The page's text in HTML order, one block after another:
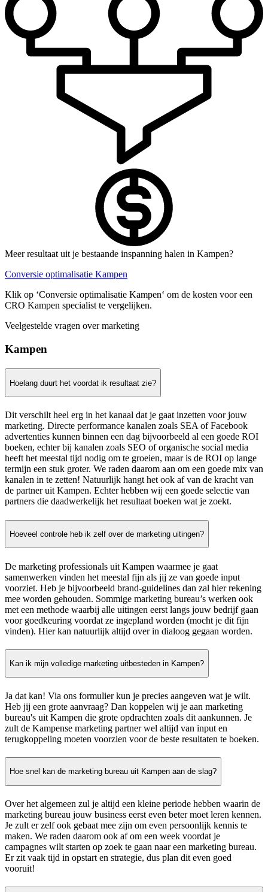
Meer resultaat uit je bestaande inspanning halen in Kampen?
Conversie optimalisatie Kampen
Klik op ‘Conversie optimalisatie Kampen‘ om de kosten voor een
CRO Kampen specialist te vergelijken.
Veelgestelde vragen over marketing
Kampen
Hoelang duurt het voordat ik resultaat zie?
Dit verschilt heel erg in het kanaal dat je gaat inzetten voor jouw
marketing. Directe performance kanalen zoals SEA of Facebook
advertenties kunnen binnen een dag bijvoorbeeld al een goede ROI
boeken, echter bij kanalen zoals SEO of organische social media
heeft het meestal tijd nodig om te groeien, maar is de ROI op lange
termijn een stuk groter. We raden daarom aan om een goede mix van
kanalen in te zetten! Natuurlijk hangt het ook af van de kracht van
de partner uit Kampen. Echter hebben wij een goede selectie van
partners die daadwerkelijk het resultaat boeken wat je zoekt.
Hoeveel controle heb ik zelf over de marketing uitingen?
De marketing professionals uit Kampen waarmee je gaat
samenwerken vinden het meestal fijn als jij ze van goede input
voorziet. Heb je bijvoorbeeld brand-guidelines dan zal hier rekening
mee worden gehouden. Sommige marketing bureau’s werken ook
met een methode waarbij alle uitingen eerst langs jouw bedrijf gaan
voor goedkeuring voordat ze ingepland worden (mocht je dit fijn
vinden). Hier kan natuurlijk altijd over in dialoog gegaan worden.
Kan ik mijn volledige marketing uitbesteden in Kampen?
Ja dat kan! Via ons formulier kun je precies aangeven wat je wilt.
Heb jij een grote aanvraag? Dan koppelen wij je aan marketing
bureau's uit Kampen die grote opdrachten zoals dit aankunnen. Je
zult de Kampense marketing partner wel altijd van input en
terugkoppeling moeten voorzien voor de beste resultaten te boeken.
Hoe snel kan de marketing bureau uit Kampen aan de slag?
Over het algemeen zul je altijd een kleine periode hebben waarin de
marketing bureau jouw business eerst even beter moet leren kennen.
Je zult er zelf ook gebaat mee zijn om even persoonlijk kennis te
maken. We raden daarom ook af om een week voordat je
campagnes wilt starten op zoek te gaan naar een marketing bureau.
Er zit vaak tijd in opstart en strategie, dus plan dit even goed
vooruit!